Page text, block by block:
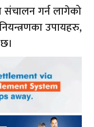
संचालन गर्न लागेको
उपायहरु,